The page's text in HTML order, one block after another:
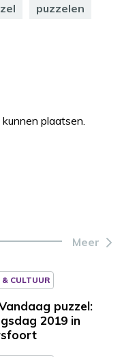
puzzelen
plaatsen.
Meer
& CULTUUR
puzzel:
2019 in